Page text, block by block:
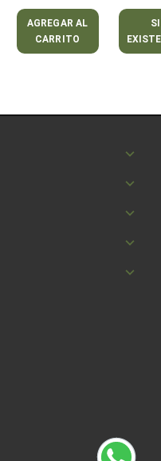
AGREGAR AL
CARRITO